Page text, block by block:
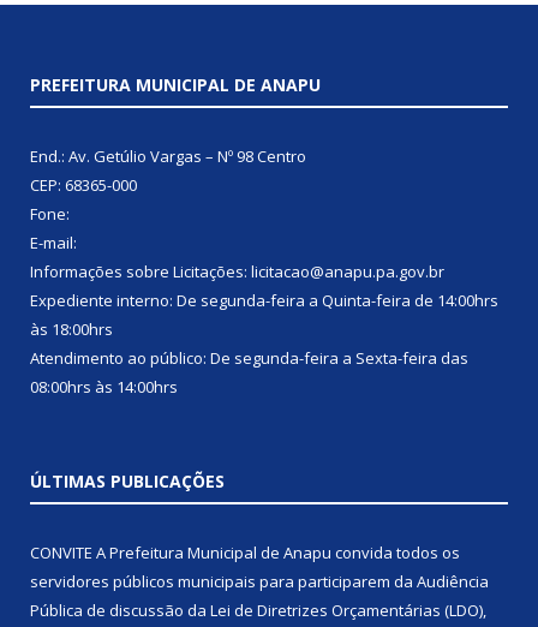
PREFEITURA MUNICIPAL DE ANAPU
End.: Av. Getúlio Vargas – Nº 98 Centro
CEP: 68365-000
Fone:
E-mail:
Informações sobre Licitações: licitacao@anapu.pa.gov.br
Expediente interno: De segunda-feira a Quinta-feira de 14:00hrs
às 18:00hrs
Atendimento ao público: De segunda-feira a Sexta-feira das
08:00hrs às 14:00hrs
ÚLTIMAS PUBLICAÇÕES
CONVITE A Prefeitura Municipal de Anapu convida todos os
servidores públicos municipais para participarem da Audiência
Pública de discussão da Lei de Diretrizes Orçamentárias (LDO),